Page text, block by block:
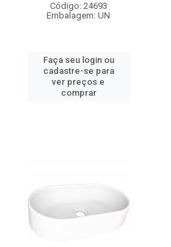
Código: 24693
Embalagem: UN
Faça seu login ou
cadastre-se para
ver preços e
comprar